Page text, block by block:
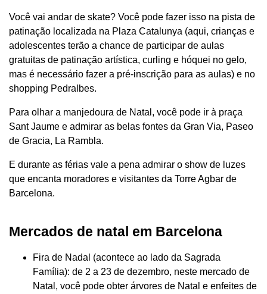
Você vai andar de skate? Você pode fazer isso na pista de
patinação localizada na Plaza Catalunya (aqui, crianças e
adolescentes terão a chance de participar de aulas
gratuitas de patinação artística, curling e hóquei no gelo,
mas é necessário fazer a pré-inscrição para as aulas) e no
shopping Pedralbes.
Para olhar a manjedoura de Natal, você pode ir à praça
Sant Jaume e admirar as belas fontes da Gran Via, Paseo
de Gracia, La Rambla.
E durante as férias vale a pena admirar o show de luzes
que encanta moradores e visitantes da Torre Agbar de
Barcelona.
Mercados de natal em Barcelona
Fira de Nadal (acontece ao lado da Sagrada
Família): de 2 a 23 de dezembro, neste mercado de
Natal, você pode obter árvores de Natal e enfeites de